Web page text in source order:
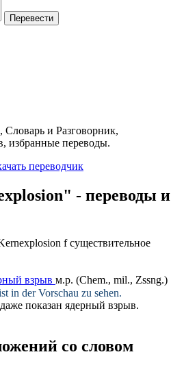
Словарь и Разговорник,
избранные переводы.
- переводы и
f существительное
взрыв м.р. (Chem., mil., Zssng.)
in der Vorschau zu sehen.
показан ядерный взрыв.
со словом